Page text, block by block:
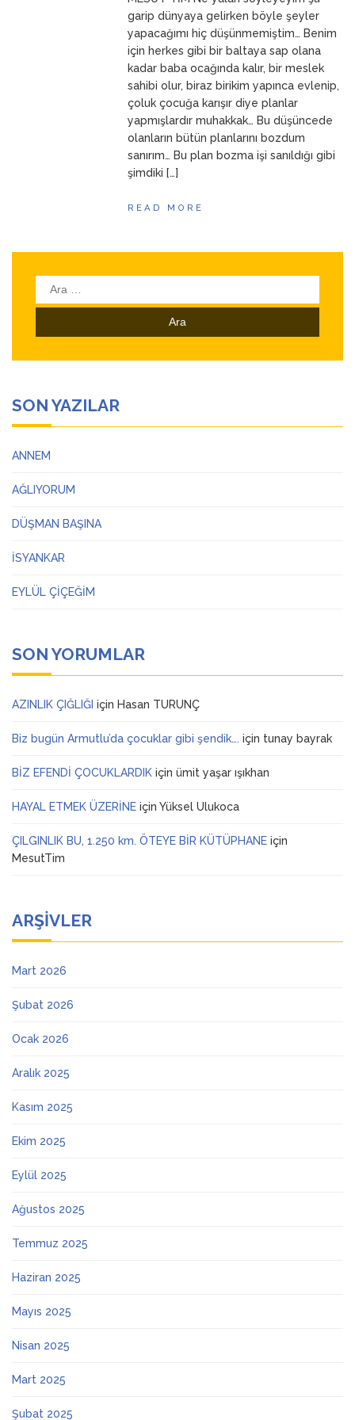
ANNEMgarip dünyaya gelirken böyle şeyler
yapacağımı hiç düşünmemiştim… Benim
için herkes gibi bir baltaya sap olana
kadar baba ocağında kalır, bir meslek
sahibi olur, biraz birikim yapınca evlenip,
çoluk çocuğa karışır diye planlar
yapmışlardır muhakkak… Bu düşüncede
olanların bütün planlarını bozdum
sanırım… Bu plan bozma işi sanıldığı gibi
şimdiki […]
READ MORE
Arama:
SON YAZILAR
ANNEM
AĞLIYORUM
DÜŞMAN BAŞINA
İSYANKAR
EYLÜL ÇİÇEĞİM
SON YORUMLAR
AZINLIK ÇIĞLIĞI için Hasan TURUNÇ
Biz bugün Armutlu’da çocuklar gibi şendik…. için tunay bayrak
BİZ EFENDİ ÇOCUKLARDIK için ümit yaşar ışıkhan
HAYAL ETMEK ÜZERİNE için Yüksel Ulukoca
ÇILGINLIK BU, 1.250 km. ÖTEYE BİR KÜTÜPHANE için
MesutTim
ARŞIVLER
Mart 2026
Şubat 2026
Ocak 2026
Aralık 2025
Kasım 2025
Ekim 2025
Eylül 2025
Ağustos 2025
Temmuz 2025
Haziran 2025
Mayıs 2025
Nisan 2025
Mart 2025
Şubat 2025